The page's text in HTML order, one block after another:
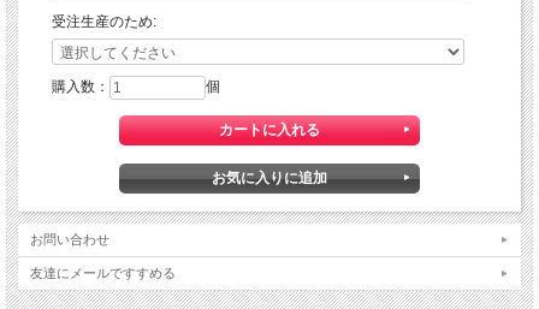
受注生産のため:
購入数： 個
お問い合わせ
友達にメールですすめる